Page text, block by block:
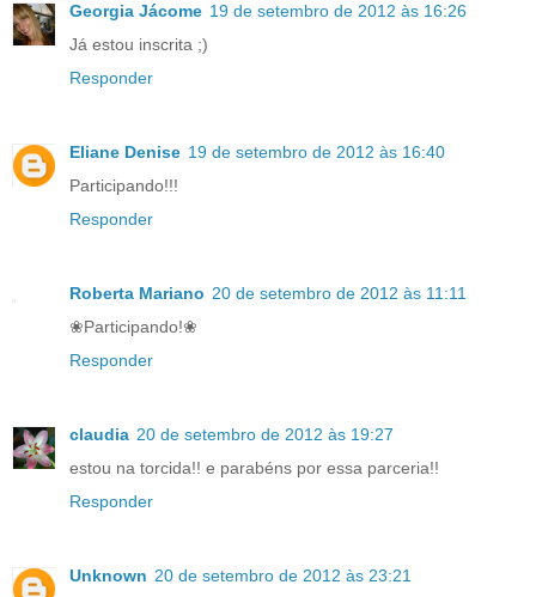
Georgia Jácome 19 de setembro de 2012 às 16:26
Já estou inscrita ;)
Responder
Eliane Denise 19 de setembro de 2012 às 16:40
Participando!!!
Responder
Roberta Mariano 20 de setembro de 2012 às 11:11
❀Participando!❀
Responder
claudia 20 de setembro de 2012 às 19:27
estou na torcida!! e parabéns por essa parceria!!
Responder
Unknown 20 de setembro de 2012 às 23:21